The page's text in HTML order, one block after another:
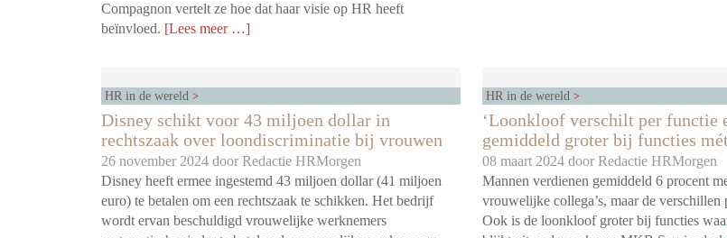
Compagnon vertelt ze hoe dat haar visie op HR heeft
beïnvloed. [Lees meer …]
HR in de wereld
Disney schikt voor 43 miljoen dollar in
rechtszaak over loondiscriminatie bij vrouwen
26 november 2024 door Redactie HRMorgen
Disney heeft ermee ingestemd 43 miljoen dollar (41 miljoen
euro) te betalen om een rechtszaak te schikken. Het bedrijf
wordt ervan beschuldigd vrouwelijke werknemers
HR in de wereld
‘Loonkloof verschilt per functie
gemiddeld groter bij functies mét
08 maart 2024 door Redactie HRMorgen
Mannen verdienen gemiddeld 6 procent
vrouwelijke collega’s, maar de verschillen
Ook is de loonkloof groter bij functies